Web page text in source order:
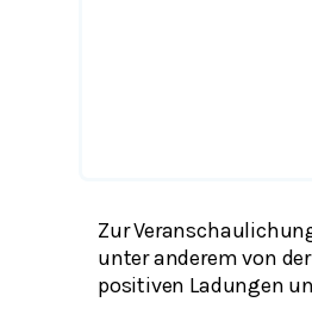
Zur
unter anderem von
positiven Ladungen